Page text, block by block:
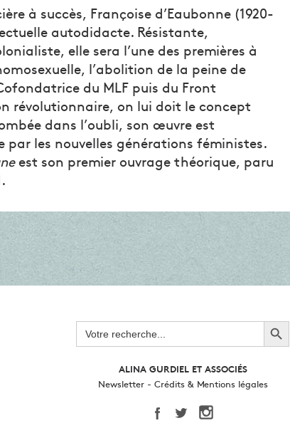
à succès, Françoise d’Eaubonne (1920-
autodidacte. Résistante,
elle sera l’une des premières à
l’abolition de la peine de
du MLF puis du Front
révolutionnaire, on lui doit le concept
dans l’oubli, son œuvre est
par les nouvelles générations féministes.
est son premier ouvrage théorique, paru
Search
for:
Search Button
ALINA GURDIEL ET ASSOCIÉS
Newsletter- Crédits & Mentions légales